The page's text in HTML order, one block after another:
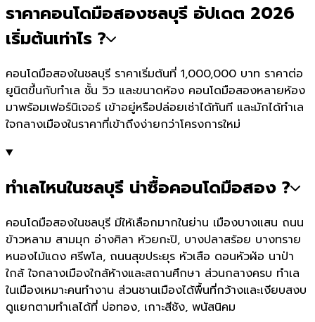
ราคาคอนโดมือสองชลบุรี อัปเดต 2026
เริ่มต้นเท่าไร ?
คอนโดมือสองในชลบุรี ราคาเริ่มต้นที่ 1,000,000 บาท ราคาต่อ
ยูนิตขึ้นกับทำเล ชั้น วิว และขนาดห้อง คอนโดมือสองหลายห้อง
มาพร้อมเฟอร์นิเจอร์ เข้าอยู่หรือปล่อยเช่าได้ทันที และมักได้ทำเล
ใจกลางเมืองในราคาที่เข้าถึงง่ายกว่าโครงการใหม่
ทำเลไหนในชลบุรี น่าซื้อคอนโดมือสอง ?
คอนโดมือสองในชลบุรี มีให้เลือกมากในย่าน เมืองบางแสน ถนน
ข้าวหลาม สามมุก อ่างศิลา ห้วยกะปิ, บางปลาสร้อย บางทราย
หนองไม้แดง ศรีพโล, ถนนสุขประยุร หัวเสือ ดอนหัวฬ่อ นาป่า
ใกล้ ใจกลางเมืองใกล้ห้างและสถานศึกษา ส่วนกลางครบ ทำเล
ในเมืองเหมาะคนทำงาน ส่วนชานเมืองได้พื้นที่กว้างและเงียบสงบ
ดูแยกตามทำเลได้ที่ บ่อทอง, เกาะสีชัง, พนัสนิคม